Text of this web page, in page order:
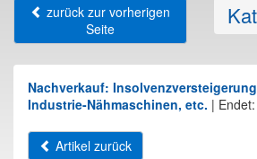
zurück zur vorherigen
Seite
Nachverkauf:
Industrie-Nähmaschinen, etc. |
Artikel zurück